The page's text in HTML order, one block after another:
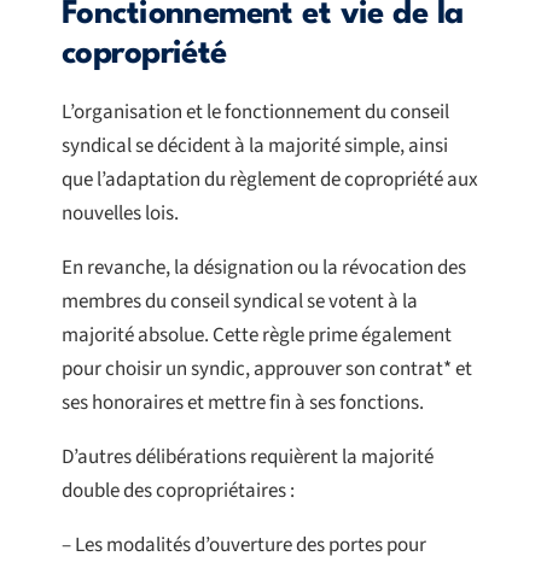
Fonctionnement et vie de la
copropriété
L’organisation et le fonctionnement du conseil
syndical se décident à la majorité simple, ainsi
que l’adaptation du règlement de copropriété aux
nouvelles lois.
En revanche, la désignation ou la révocation des
membres du conseil syndical se votent à la
majorité absolue. Cette règle prime également
pour choisir un syndic, approuver son contrat* et
ses honoraires et mettre fin à ses fonctions.
D’autres délibérations requièrent la majorité
double des copropriétaires :
– Les modalités d’ouverture des portes pour